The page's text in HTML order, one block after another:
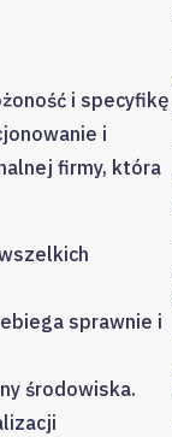
i specyfikę
i
firmy, która
sprawnie i
środowiska.